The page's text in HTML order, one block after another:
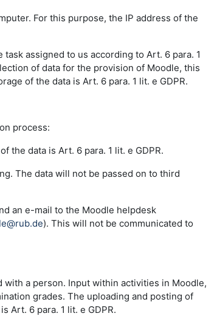
For this purpose, the IP address of the
assigned to us according to Art. 6 para. 1
of data for the provision of Moodle, this
of the data is Art. 6 para. 1 lit. e GDPR.
process:
data is Art. 6 para. 1 lit. e GDPR.
The data will not be passed on to third
an e-mail to the Moodle helpdesk
). This will not be communicated to
a person. Input within activities in Moodle,
grades. The uploading and posting of
Art. 6 para. 1 lit. e GDPR.